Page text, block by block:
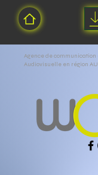
Agence de
Audiovisuelle en région